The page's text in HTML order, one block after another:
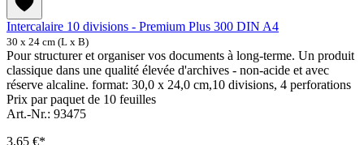
Intercalaire 10 divisions - Premium Plus 300 DIN A4
30 x 24 cm (L x B)
Pour structurer et organiser vos documents à long-terme. Un produit
classique dans une qualité élevée d'archives - non-acide et avec
réserve alcaline. format: 30,0 x 24,0 cm,10 divisions, 4 perforations
Prix par paquet de 10 feuilles
Art.-Nr.: 93475
3,65 €*